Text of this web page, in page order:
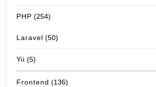
PHP (254)
Laravel (50)
Yii (5)
Frontend (136)